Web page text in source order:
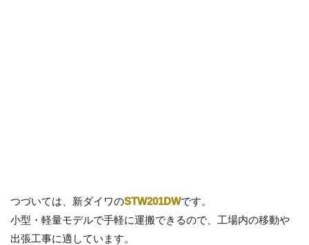
つづいては、新ダイワのSTW201DWです。
小型・軽量モデルで手軽に運搬できるので、工場内の移動や
出張工事に適しています。